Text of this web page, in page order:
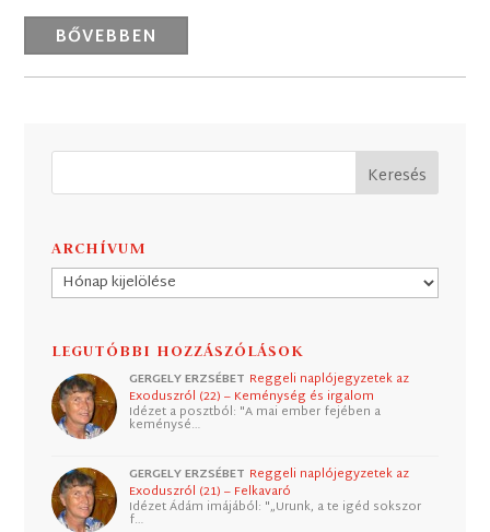
BŐVEBBEN
ARCHÍVUM
Archívum
LEGUTÓBBI HOZZÁSZÓLÁSOK
GERGELY ERZSÉBET Reggeli naplójegyzetek az
Exoduszról (22) – Keménység és irgalom
Idézet a posztból: "A mai ember fejében a
keménysé…
GERGELY ERZSÉBET Reggeli naplójegyzetek az
Exoduszról (21) – Felkavaró
Idézet Ádám imájából: "„Urunk, a te igéd sokszor
f…